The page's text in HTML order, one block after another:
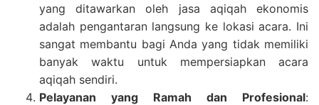
yang ditawarkan oleh jasa aqiqah ekonomis
adalah pengantaran langsung ke lokasi acara. Ini
sangat membantu bagi Anda yang tidak memiliki
banyak waktu untuk mempersiapkan acara
aqiqah sendiri.
Pelayanan yang Ramah dan Profesional: